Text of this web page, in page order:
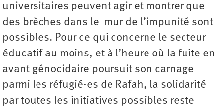
universitaires peuvent agir et montrer que
des brèches dans le mur de l’impunité sont
possibles. Pour ce qui concerne le secteur
éducatif au moins, et à l’heure où la fuite en
avant génocidaire poursuit son carnage
parmi les réfugié·es de Rafah, la solidarité
par toutes les initiatives possibles reste